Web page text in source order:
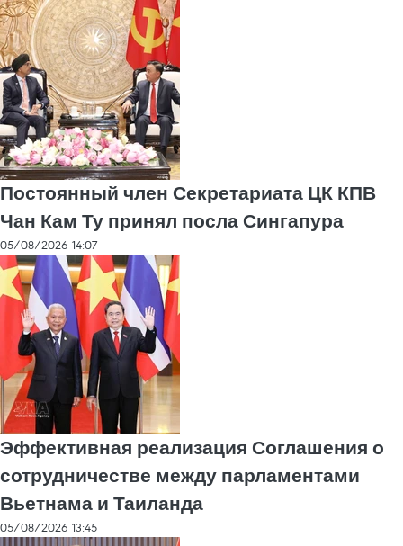
Постоянный член Секретариата ЦК КПВ
Чан Кам Ту принял посла Сингапура
05/08/2026 14:07
Эффективная реализация Соглашения о
сотрудничестве между парламентами
Вьетнама и Таиланда
05/08/2026 13:45